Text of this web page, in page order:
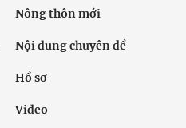
Nông thôn mới
Nội dung chuyên đề
Hồ sơ
Video